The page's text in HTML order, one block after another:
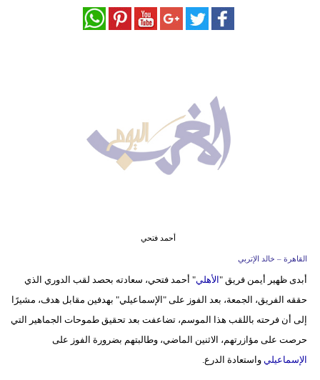
أزياء
إسلامية
أحمد فتحي
القاهرة – خالد الإتربي
أبدى ظهير أيمن فريق "الأهلي" أحمد فتحي، سعادته بحصد لقب الدوري الذي
حققه الفريق، الجمعة، بعد الفوز على "الإسماعيلي" بهدفين مقابل هدف، مشيرًا
إلى أن فرحته باللقب هذا الموسم، تضاعفت بعد تحقيق طموحات الجماهير التي
حرصت على مؤازرتهم، الاثنين الماضي، وطالبتهم بضرورة الفوز على
الإسماعيليواستعادة الدرع.